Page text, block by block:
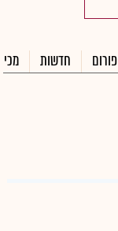
פורום חדשות